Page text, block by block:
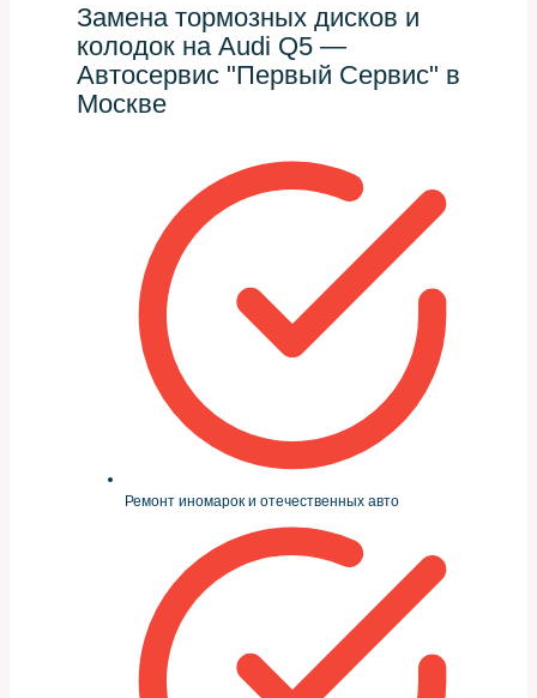
Замена тормозных дисков и
колодок на Audi Q5 —
Автосервис "Первый Сервис" в
Москве
Ремонт иномарок и отечественных авто